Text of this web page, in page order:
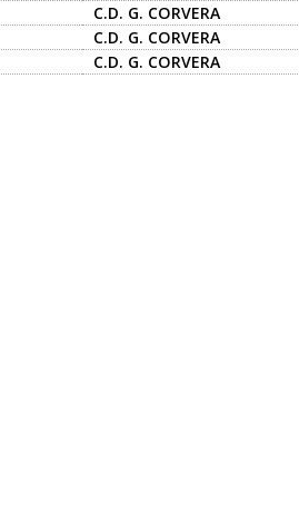
C.D. G. CORVERA
C.D. G. CORVERA
C.D. G. CORVERA